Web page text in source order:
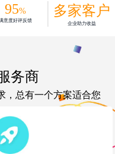
95%
意度好评反馈
多家客户
企业助力收益
务商
，总有一个方案适合您